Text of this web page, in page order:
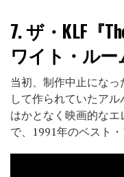
7.ザ・KLF『
ワイト・ルー
当初、制作中止にな
して作られていたア
はかとなく映画的な
で、1991年のベスト・